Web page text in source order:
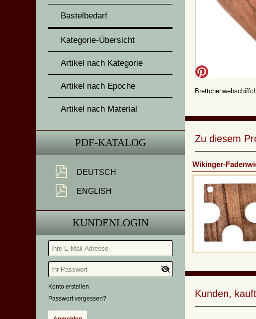
Bastelbedarf
Kategorie-Übersicht
Artikel nach Kategorie
Artikel nach Epoche
Artikel nach Material
PDF-KATALOG
DEUTSCH
ENGLISH
KUNDENLOGIN
Konto erstellen
Passwort vergessen?
Zu diesem
Wikinger-
Kunden,